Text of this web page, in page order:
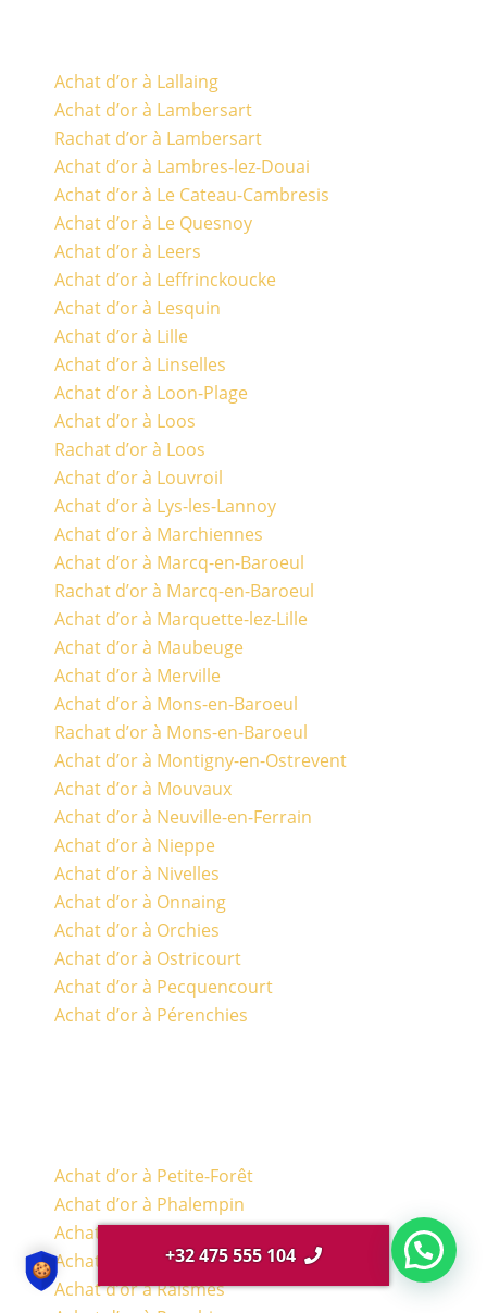
Achat d’or à Lallaing
Achat d’or à Lambersart
Rachat d’or à Lambersart
Achat d’or à Lambres-lez-Douai
Achat d’or à Le Cateau-Cambresis
Achat d’or à Le Quesnoy
Achat d’or à Leers
Achat d’or à Leffrinckoucke
Achat d’or à Lesquin
Achat d’or à Lille
Achat d’or à Linselles
Achat d’or à Loon-Plage
Achat d’or à Loos
Rachat d’or à Loos
Achat d’or à Louvroil
Achat d’or à Lys-les-Lannoy
Achat d’or à Marchiennes
Achat d’or à Marcq-en-Baroeul
Rachat d’or à Marcq-en-Baroeul
Achat d’or à Marquette-lez-Lille
Achat d’or à Maubeuge
Achat d’or à Merville
Achat d’or à Mons-en-Baroeul
Rachat d’or à Mons-en-Baroeul
Achat d’or à Montigny-en-Ostrevent
Achat d’or à Mouvaux
Achat d’or à Neuville-en-Ferrain
Achat d’or à Nieppe
Achat d’or à Nivelles
Achat d’or à Onnaing
Achat d’or à Orchies
Achat d’or à Ostricourt
Achat d’or à Pecquencourt
Achat d’or à Pérenchies
Achat d’or à Petite-Forêt
Achat d’or à Phalempin
Achat d’or à Quesnoy-sur-Deule
Achat d’or à Quievrechain
Achat d’or à Raismes
+32 475 555 104